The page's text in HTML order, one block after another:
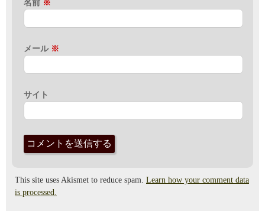
名前 ※
メール ※
サイト
This site uses Akismet to reduce spam. Learn how your comment data
is processed.